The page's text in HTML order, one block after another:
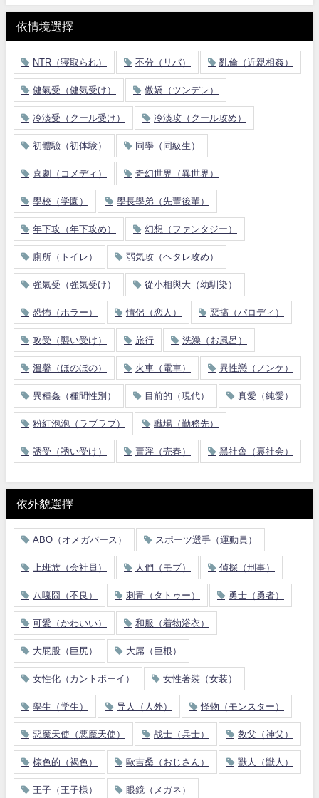
依情境選擇
NTR（寝取られ） 不分（リバ） 亂倫（近親相姦）
健氣受（健気受け） 傲嬌（ツンデレ）
冷淡受（クール受け） 冷淡攻（クール攻め）
初體驗（初体験） 同學（同級生）
喜劇（コメディ） 奇幻世界（異世界）
學校（学園） 學長學弟（先輩後輩）
年下攻（年下攻め） 幻想（ファンタジー）
廁所（トイレ） 弱気攻（ヘタレ攻め）
強氣受（強気受け） 從小相與大（幼馴染）
恐怖（ホラー） 情侶（恋人） 惡搞（パロディ）
攻受（襲い受け） 旅行 洗澡（お風呂）
溫馨（ほのぼの） 火車（電車） 異性戀（ノンケ）
異種姦（種間性別） 目前的（現代） 真愛（純愛）
粉紅泡泡（ラブラブ） 職場（勤務先）
誘受（誘い受け） 賣淫（売春） 黑社會（裏社会）
依外貌選擇
ABO（オメガバース） スポーツ選手（運動員）
上班族（会社員） 人們（モブ） 偵探（刑事）
八嘎囧（不良） 刺青（タトゥー） 勇士（勇者）
可愛（かわいい） 和服（着物浴衣）
大屁股（巨尻） 大屌（巨根）
女性化（カントボーイ） 女性著裝（女装）
學生（学生） 异人（人外） 怪物（モンスター）
惡魔天使（悪魔天使） 战士（兵士） 教父（神父）
棕色的（褐色） 歐吉桑（おじさん） 獸人（獣人）
王子（王子様） 眼鏡（メガネ）